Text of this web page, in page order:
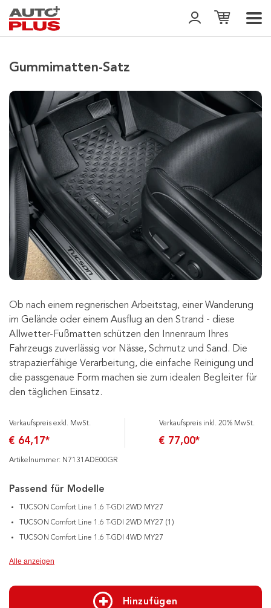
Gummimatten-Satz
Ob nach einem regnerischen Arbeitstag, einer Wanderung
im Gelände oder einem Ausflug an den Strand - diese
Allwetter-Fußmatten schützen den Innenraum Ihres
Fahrzeugs zuverlässig vor Nässe, Schmutz und Sand. Die
strapazierfähige Verarbeitung, die einfache Reinigung und
die passgenaue Form machen sie zum idealen Begleiter für
den täglichen Einsatz.
Verkaufspreis exkl. MwSt.
€ 64,17*
Verkaufspreis inkl. 20% MwSt.
€ 77,00*
Artikelnummer: N7131ADE00GR
Passend für Modelle
TUCSON Comfort Line 1.6 T-GDI 2WD MY27
TUCSON Comfort Line 1.6 T-GDI 2WD MY27 (1)
TUCSON Comfort Line 1.6 T-GDI 4WD MY27
Alle anzeigen
Hinzufügen